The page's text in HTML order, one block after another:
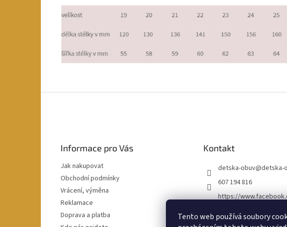
Tento web používá soubory
Informace pro Vás
Jak nakupovat
Obchodní podmínky
Vrácení, výměna
Reklamace
Doprava a platba
Kontakt
detska-obuv@detska-
607 194 816
https://
detskaobuvubileveze